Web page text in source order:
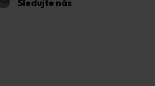
Sledujte nás